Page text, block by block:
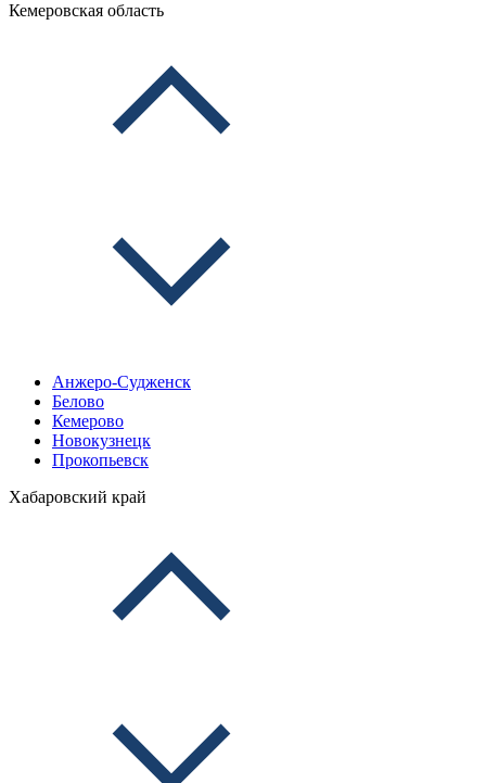
Кемеровская область
Анжеро-Судженск
Белово
Кемерово
Новокузнецк
Прокопьевск
Хабаровский край